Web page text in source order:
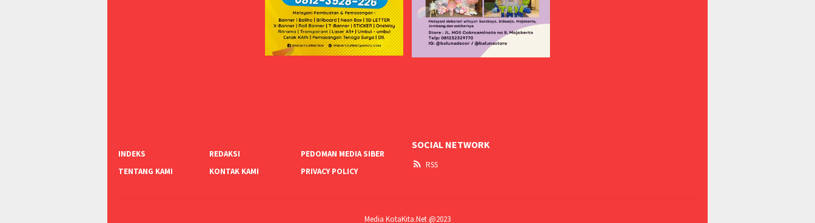
INDEKS REDAKSI
PEDOMAN MEDIA SIBER
TENTANG KAMI
KONTAK KAMI PRIVACY POLICY
SOCIAL NETWORK
RSS
Media KotaKita.Net @2023